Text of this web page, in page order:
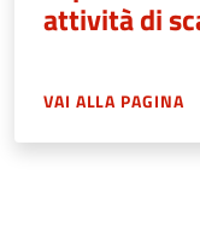
attività di
VAI ALLA PAGINA